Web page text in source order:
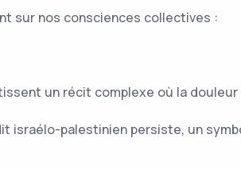
sur nos consciences collectives :
un récit complexe où la
israélo-palestinien persiste, un